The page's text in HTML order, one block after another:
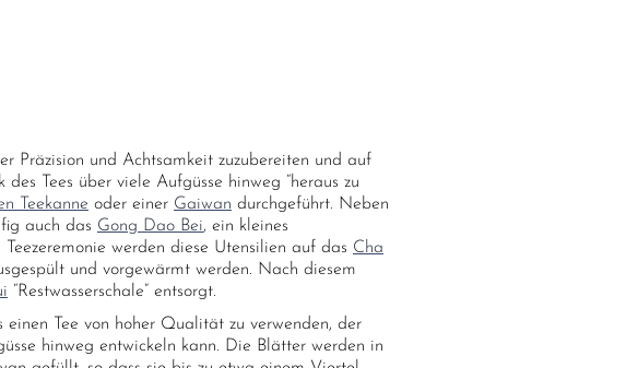
Präzision und Achtsamkeit zuzubereiten und auf
Tees über viele Aufgüsse hinweg “heraus zu
Teekanne oder einer Gaiwan durchgeführt. Neben
auch das Gong Dao Bei, ein kleines
werden diese Utensilien auf das Cha
und vorgewärmt werden. Nach diesem
“Restwasserschale” entsorgt.
Tee von hoher Qualität zu verwenden, der
hinweg entwickeln kann. Die Blätter werden in